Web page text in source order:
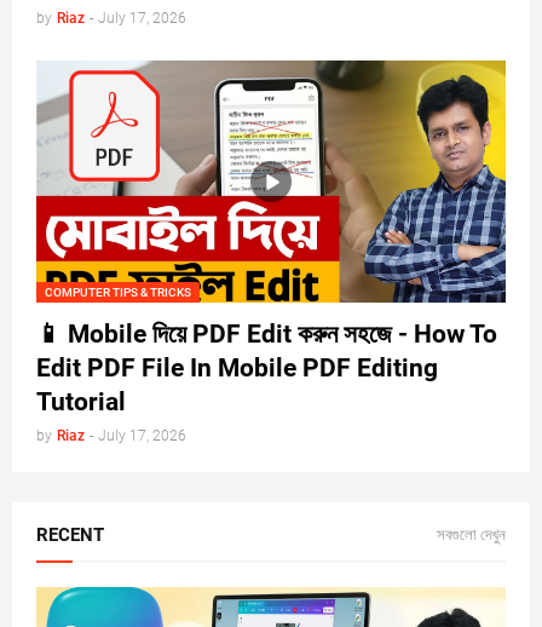
by Riaz - July 17, 2026
COMPUTER TIPS & TRICKS
📱 Mobile দিয়ে PDF Edit করুন সহজে - How To
Edit PDF File In Mobile PDF Editing
Tutorial
by Riaz - July 17, 2026
RECENT সবগুলো দেখুন